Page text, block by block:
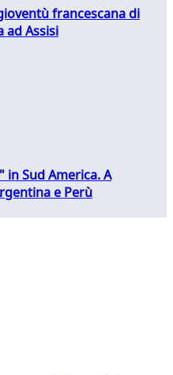
francescana di
ad Assisi
in Sud America. A
e Perù